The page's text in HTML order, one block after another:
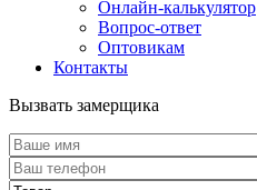
Онлайн-калькулятор
Вопрос-ответ
Оптовикам
Контакты
Вызвать замерщика